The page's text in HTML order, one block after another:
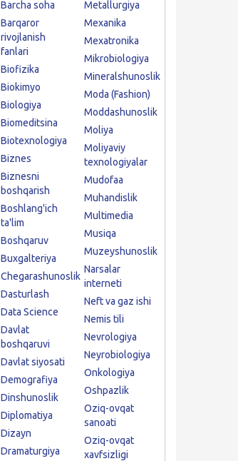
Barcha soha
Barqaror
rivojlanish
fanlari
Biofizika
Biokimyo
Biologiya
Biomeditsina
Biotexnologiya
Biznes
Biznesni
boshqarish
Boshlang'ich
ta'lim
Boshqaruv
Buxgalteriya
Chegarashunoslik
Dasturlash
Data Science
Davlat
boshqaruvi
Davlat siyosati
Demografiya
Dinshunoslik
Diplomatiya
Dizayn
Dramaturgiya
Metallurgiya
Mexanika
Mexatronika
Mikrobiologiya
Mineralshunoslik
Moda (Fashion)
Moddashunoslik
Moliya
Moliyaviy
texnologiyalar
Mudofaa
Muhandislik
Multimedia
Musiqa
Muzeyshunoslik
Narsalar
interneti
Neft va gaz ishi
Nemis tili
Nevrologiya
Neyrobiologiya
Onkologiya
Oshpazlik
Oziq-ovqat
sanoati
Oziq-ovqat
xavfsizligi